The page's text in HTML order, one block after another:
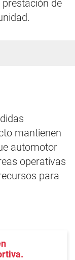
de
mantienen
automotor
operativas
para